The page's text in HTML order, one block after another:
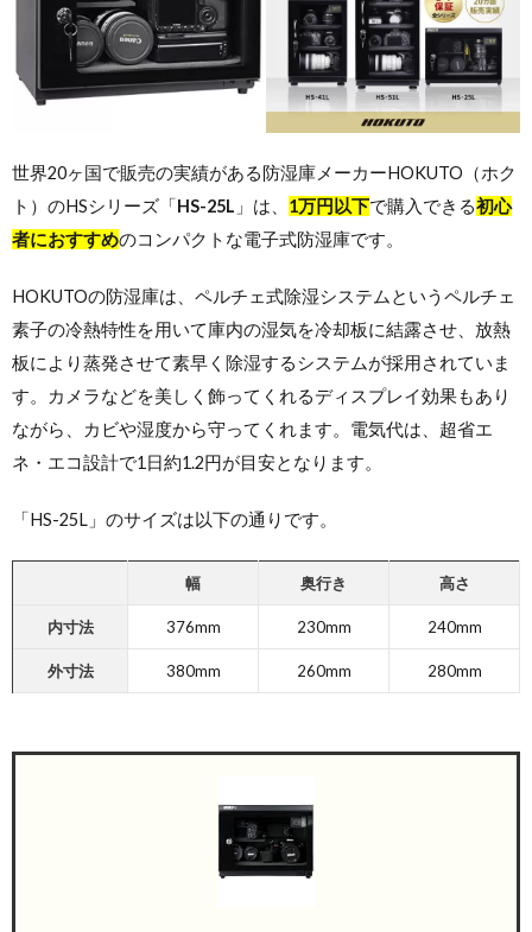
世界20ヶ国で販売の実績がある防湿庫メーカーHOKUTO（ホク
ト）のHSシリーズ「HS-25L 」は、 1万円以下で購入できる初心
者におすすめのコンパクトな電子式防湿庫です。
HOKUTOの防湿庫は、ペルチェ式除湿システムというペルチェ
素子の冷熱特性を用いて庫内の湿気を冷却板に結露させ、放熱
板により蒸発させて素早く除湿するシステムが採用されていま
す。カメラなどを美しく飾ってくれるディスプレイ効果もあり
ながら、カビや湿度から守ってくれます。 電気代は、超省エ
ネ・エコ設計で1日約1.2円が目安となります。
「HS-25L」のサイズは以下の通りです。
幅 奥行き 高さ
内寸法 376mm 230mm 240mm
外寸法 380mm 260mm 280mm